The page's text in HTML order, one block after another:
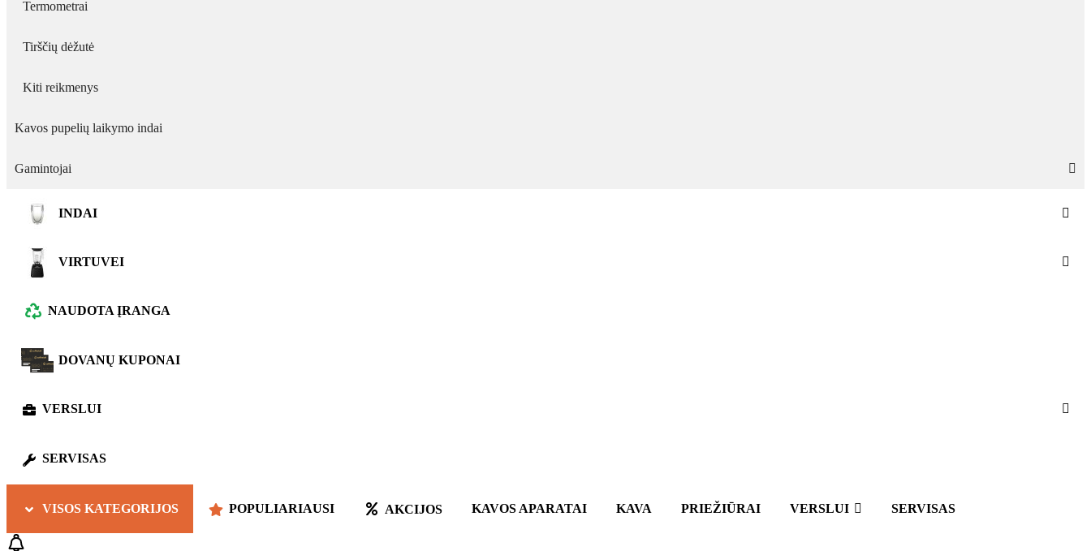
Termometrai
Tirščių dėžutė
Kiti reikmenys
Kavos pupelių laikymo indai
Gamintojai
INDAI
VIRTUVEI
NAUDOTA ĮRANGA
DOVANŲ KUPONAI
VERSLUI
SERVISAS
VISOS KATEGORIJOS POPULIARIAUSI AKCIJOS KAVOS APARATAI KAVA PRIEŽIŪRAI VERSLUI SERVISAS